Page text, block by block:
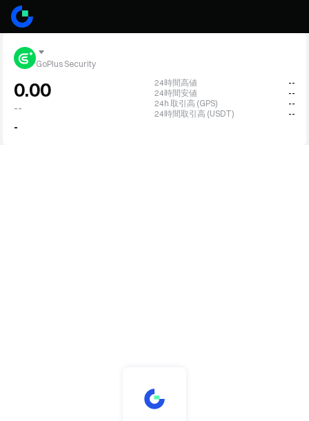
GoPlus Security
0.00
--
-
24時間高値
--
24時間安値
--
24h 取引高 (GPS)
--
24時間取引高 (USDT)
--